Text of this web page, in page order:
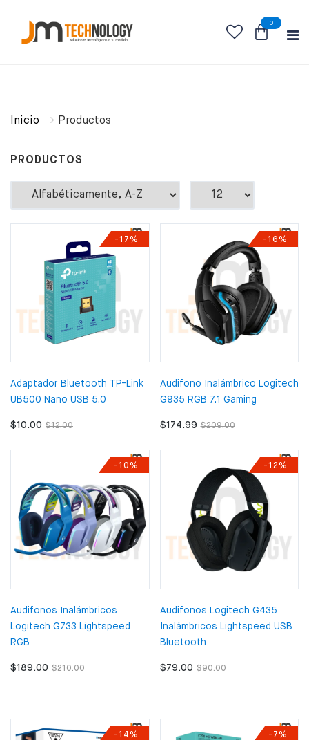
0
Inicio Productos
PRODUCTOS
-17%
Adaptador Bluetooth TP-Link
UB500 Nano USB 5.0
$10.00 $12.00
-16%
Audifono Inalámbrico Logitech
G935 RGB 7.1 Gaming
$174.99 $209.00
-10%
Audifonos Inalámbricos
Logitech G733 Lightspeed
RGB
$189.00 $210.00
-12%
Audifonos Logitech G435
Inalámbricos Lightspeed USB
Bluetooth
$79.00 $90.00
-14% -7%